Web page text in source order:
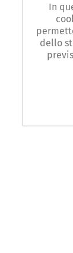
In
dello